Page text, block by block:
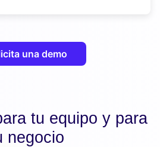
una demo
tu equipo y para
negocio